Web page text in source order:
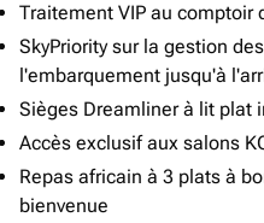
Traitement VIP au comptoir
SkyPriority sur la gestion
l'embarquement jusqu'à
Sièges Dreamliner à lit plat
Accès exclusif aux salons
Repas africain à 3 plats à
bienvenue